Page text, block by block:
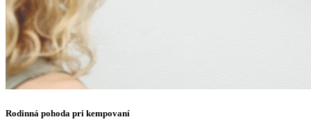
Rodinná pohoda pri kempovaní